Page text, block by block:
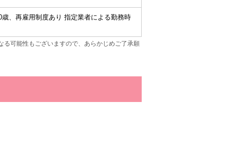
、再雇用制度あり 指定業者による勤務時
可能性もございますので、あらかじめご了承願